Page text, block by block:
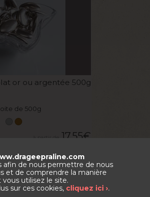
or ou argentée 500g
de 500g
17,55€
LE PRODUIT
afin de nous permettre de nous
et de comprendre la manière
vous utilisez le site.
sur ces cookies, cliquez ici ›.